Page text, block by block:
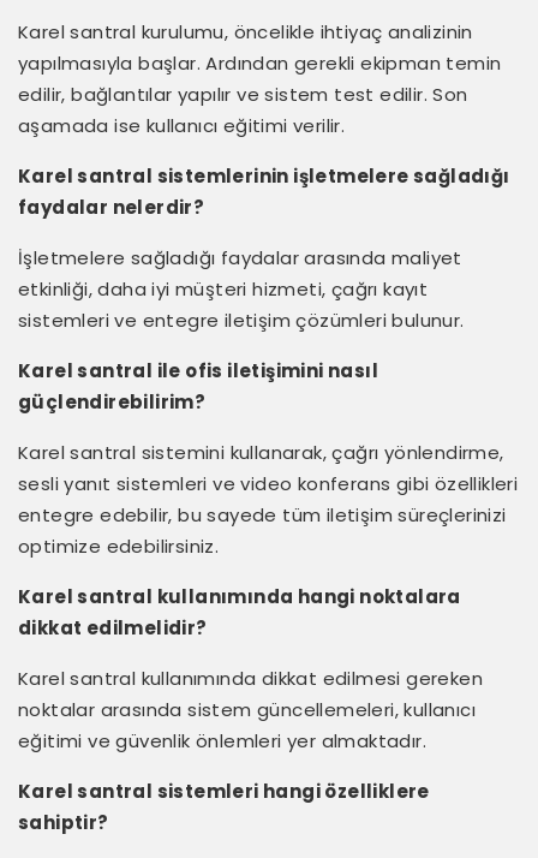
Karel santral kurulumu, öncelikle ihtiyaç analizinin
yapılmasıyla başlar. Ardından gerekli ekipman temin
edilir, bağlantılar yapılır ve sistem test edilir. Son
aşamada ise kullanıcı eğitimi verilir.
Karel santral sistemlerinin işletmelere sağladığı
faydalar nelerdir?
İşletmelere sağladığı faydalar arasında maliyet
etkinliği, daha iyi müşteri hizmeti, çağrı kayıt
sistemleri ve entegre iletişim çözümleri bulunur.
Karel santral ile ofis iletişimini nasıl
güçlendirebilirim?
Karel santral sistemini kullanarak, çağrı yönlendirme,
sesli yanıt sistemleri ve video konferans gibi özellikleri
entegre edebilir, bu sayede tüm iletişim süreçlerinizi
optimize edebilirsiniz.
Karel santral kullanımında hangi noktalara
dikkat edilmelidir?
Karel santral kullanımında dikkat edilmesi gereken
noktalar arasında sistem güncellemeleri, kullanıcı
eğitimi ve güvenlik önlemleri yer almaktadır.
Karel santral sistemleri hangi özelliklere
sahiptir?